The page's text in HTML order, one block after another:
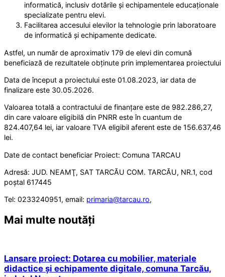
informatică, inclusiv dotările și echipamentele educaționale
specializate pentru elevi.
Facilitarea accesului elevilor la tehnologie prin laboratoare
de informatică și echipamente dedicate.
Astfel, un număr de aproximativ 179 de elevi din comună
beneficiază de rezultatele obținute prin implementarea proiectului
Data de început a proiectului este 01.08.2023, iar data de
finalizare este 30.05.2026.
Valoarea totală a contractului de finanțare este de 982.286,27,
din care valoare eligibilă din PNRR este în cuantum de
824.407,64 lei, iar valoare TVA eligibil aferent este de 156.637,46
lei.
Date de contact beneficiar Proiect: Comuna TARCAU
Adresă: JUD. NEAMŢ, SAT TARCĂU COM. TARCĂU, NR.1, cod
poștal 617445
Tel: 0233240951, email: primaria@tarcau.ro,
Mai multe noutăți
Lansare proiect: Dotarea cu mobilier, materiale
didactice și echipamente digitale, comuna Tarcău,